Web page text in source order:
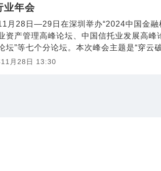
业年会
月28日—29日在深圳举办“2024中国金
资产管理高峰论坛、中国信托业发展高
坛”等七个分论坛。本次峰会主题是“穿云
月28日 13:30